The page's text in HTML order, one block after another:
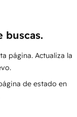
buscas.
página. Actualiza la
de estado en